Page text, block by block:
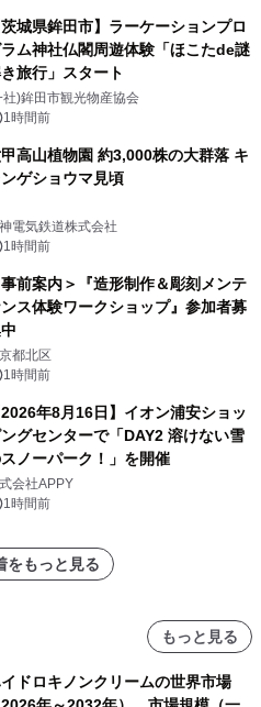
茨城県鉾田市】ラーケーションプロ
ム神社仏閣周遊体験「ほこたde謎
旅行」スタート
社)鉾田市観光物産協会
1時間前
高山植物園 約3,000株の大群落 キ
ンゲショウマ見頃
電気鉄道株式会社
1時間前
事前案内＞『造形制作＆彫刻メンテ
ス体験ワークショップ』参加者募
都北区
1時間前
2026年8月16日】イオン浦安ショッ
ングセンターで「DAY2 溶けない雪
ノーパーク！」を開催
会社APPY
1時間前
をもっと見る
もっと見る
ドロキノンクリームの世界市場